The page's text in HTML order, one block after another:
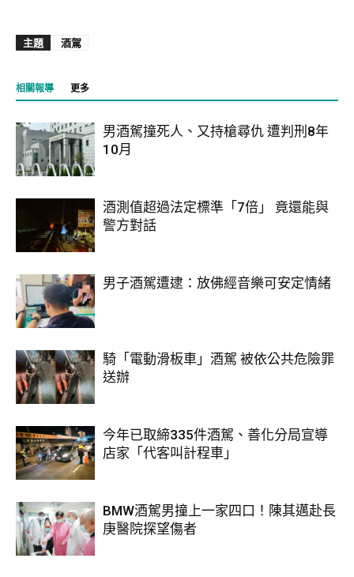
主題 酒駕
相關報導 更多
男酒駕撞死人、又持槍尋仇 遭判刑8年
10月
酒測值超過法定標準「7倍」 竟還能與
警方對話
男子酒駕遭逮：放佛經音樂可安定情緒
騎「電動滑板車」酒駕 被依公共危險罪
送辦
今年已取締335件酒駕、善化分局宣導
店家「代客叫計程車」
BMW酒駕男撞上一家四口！陳其邁赴長
庚醫院探望傷者